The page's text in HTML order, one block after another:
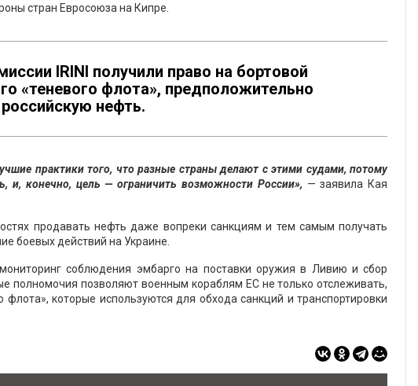
стран Евросоюза на Кипре.
IRINI получили право на бортовой
«теневого флота», предположительно
нефть.
практики того, что разные страны делают с этими судами, потому
и, конечно, цель — ограничить возможности России», — заявила Кая
продавать нефть даже вопреки санкциям и тем самым получать
боевых действий на Украине.
соблюдения эмбарго на поставки оружия в Ливию и сбор
полномочия позволяют военным кораблям ЕС не только отслеживать,
которые используются для обхода санкций и транспортировки